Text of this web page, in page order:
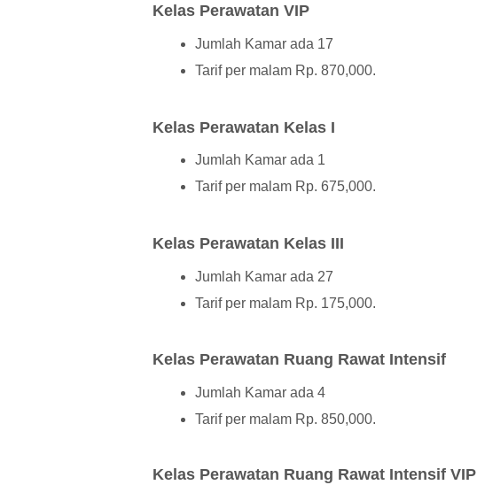
Kelas Perawatan VIP
Jumlah Kamar ada 17
Tarif per malam Rp. 870,000.
Kelas Perawatan Kelas I
Jumlah Kamar ada 1
Tarif per malam Rp. 675,000.
Kelas Perawatan Kelas III
Jumlah Kamar ada 27
Tarif per malam Rp. 175,000.
Kelas Perawatan Ruang Rawat Intensif
Jumlah Kamar ada 4
Tarif per malam Rp. 850,000.
Kelas Perawatan Ruang Rawat Intensif VIP